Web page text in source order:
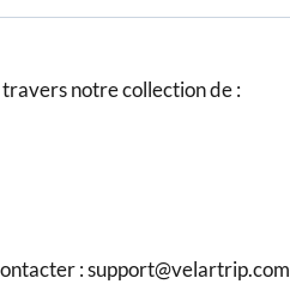
notre collection de :
: support@velartrip.com